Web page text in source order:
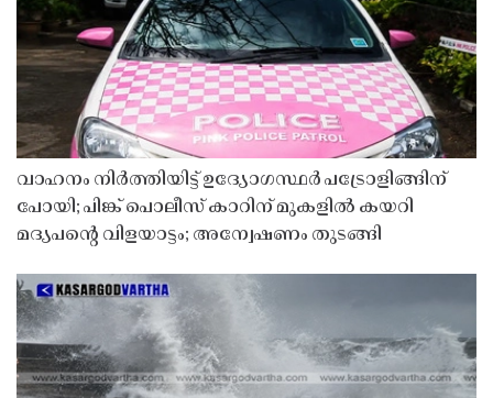
വാഹനം നിർത്തിയിട്ട് ഉദ്യോഗസ്ഥർ പട്രോളിങ്ങിന്
പോയി; പിങ്ക് പൊലീസ് കാറിന് മുകളിൽ കയറി
മദ്യപൻ്റെ വിളയാട്ടം; അന്വേഷണം തുടങ്ങി